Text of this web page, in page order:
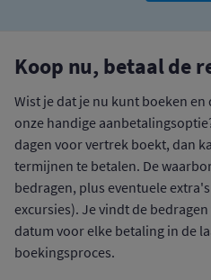
Koop nu, betaal de
Wist je dat je nu kunt boeken
onze handige
dagen voor vertrek boekt, dan
termijnen te betalen. De
bedragen, plus eventuele
excursies). Je vindt de
datum voor elke betaling in de
boekingsproces.